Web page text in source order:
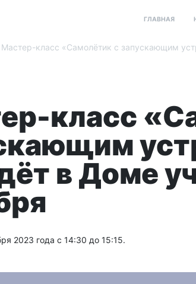
ГЛАВНАЯ
Мастер-класс «Самолётик с запускающим
класс
в Доме
2023 года с 14:30 до 15:15.